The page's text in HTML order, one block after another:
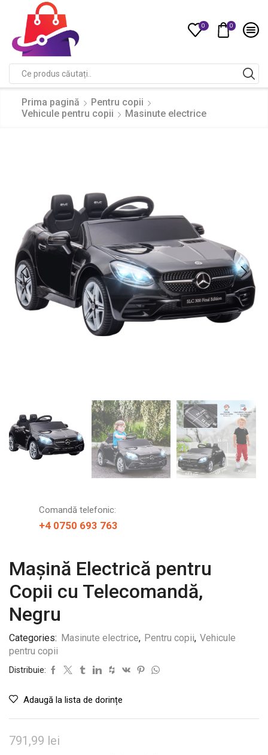
0 0
input
Prima pagină
Pentru copii
Vehicule pentru copii
Masinute electrice
Comandă telefonic:
+4 0750 693 763
Mașină Electrică pentru
Copii cu Telecomandă,
Negru
Categories: Masinute electrice, Pentru copii, Vehicule
pentru copii
Distribuie:
Adaugă la lista de dorințe
791,99 lei